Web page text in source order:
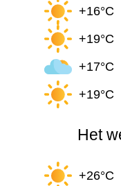
+16°C
+19°C
+17°C
+19°C
Het
+26°C